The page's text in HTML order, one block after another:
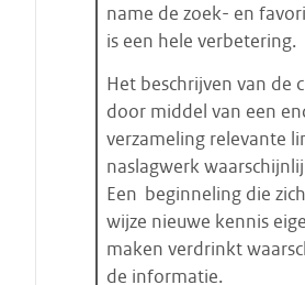
name de zoek- en
is een hele verbetering.
Het beschrijven van de
door middel van een
verzameling relevante
naslagwerk
Een beginneling die
wijze nieuwe kennis
maken verdrinkt
de informatie.